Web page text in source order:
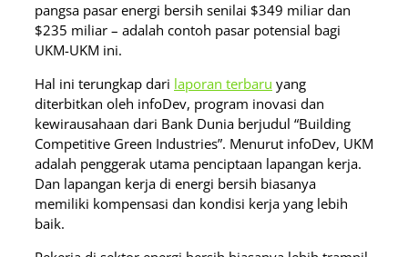
pangsa pasar energi bersih senilai $349 miliar dan
$235 miliar – adalah contoh pasar potensial bagi
UKM-UKM ini.
Hal ini terungkap dari laporan terbaru yang
diterbitkan oleh infoDev, program inovasi dan
kewirausahaan dari Bank Dunia berjudul “Building
Competitive Green Industries”. Menurut infoDev, UKM
adalah penggerak utama penciptaan lapangan kerja.
Dan lapangan kerja di energi bersih biasanya
memiliki kompensasi dan kondisi kerja yang lebih
baik.